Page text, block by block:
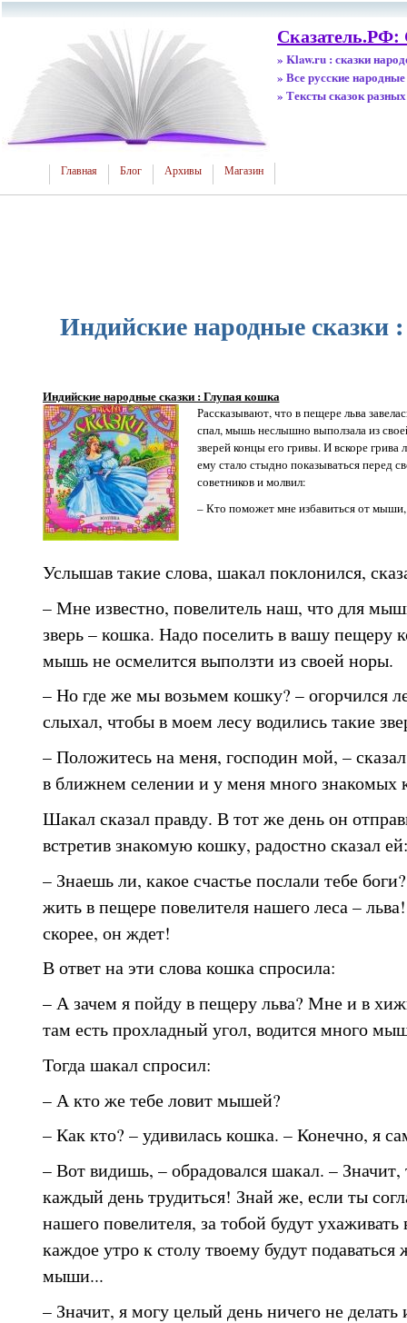
Сказатель.РФ:
» Klaw.ru : сказки
» Все русские народные
» Тексты сказок
Главная Блог Архивы Магазин
Индийские народные сказки
Индийские народные сказки : Глупая кошка
Рассказывают, что в пещере льва
спал, мышь неслышно выползала из
зверей концы его гривы. И вскоре грива
ему стало стыдно показываться перед
советников и молвил:
– Кто поможет мне избавиться от
Услышав такие слова, шакал поклонился,
– Мне известно, повелитель наш, что для
зверь – кошка. Надо поселить в вашу пещеру
мышь не осмелится выползти из своей норы.
– Но где же мы возьмем кошку? – огорчился
слыхал, чтобы в моем лесу водились такие
– Положитесь на меня, господин мой, –
в ближнем селении и у меня много знакомых
Шакал сказал правду. В тот же день он
встретив знакомую кошку, радостно сказал ей:
– Знаешь ли, какое счастье послали тебе
жить в пещере повелителя нашего леса –
скорее, он ждет!
В ответ на эти слова кошка спросила:
– А зачем я пойду в пещеру льва? Мне и в
там есть прохладный угол, водится много
Тогда шакал спросил:
– А кто же тебе ловит мышей?
– Как кто? – удивилась кошка. – Конечно, я
– Вот видишь, – обрадовался шакал. – Значит,
каждый день трудиться! Знай же, если ты
нашего повелителя, за тобой будут
каждое утро к столу твоему будут
мыши...
– Значит, я могу целый день ничего не делать